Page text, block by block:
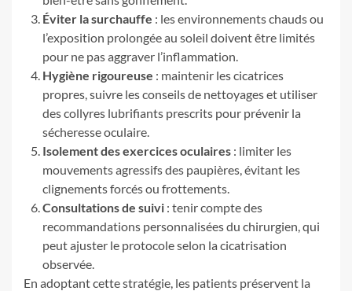
Éviter la surchauffe : les environnements chauds ou
l’exposition prolongée au soleil doivent être limités
pour ne pas aggraver l’inflammation.
Hygiène rigoureuse : maintenir les cicatrices
propres, suivre les conseils de nettoyages et utiliser
des collyres lubrifiants prescrits pour prévenir la
sécheresse oculaire.
Isolement des exercices oculaires : limiter les
mouvements agressifs des paupières, évitant les
clignements forcés ou frottements.
Consultations de suivi : tenir compte des
recommandations personnalisées du chirurgien, qui
peut ajuster le protocole selon la cicatrisation
observée.
En adoptant cette stratégie, les patients préservent la